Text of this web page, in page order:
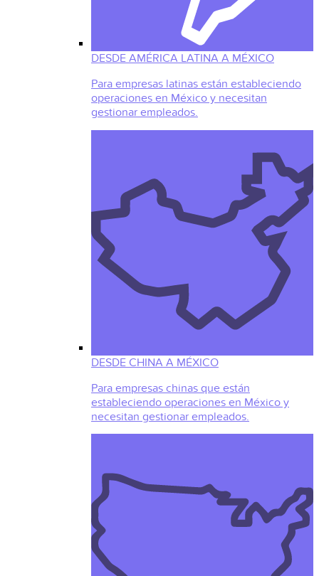
DESDE AMÉRICA LATINA A MÉXICO
Para empresas latinas están estableciendo
operaciones en México y necesitan
gestionar empleados.
DESDE CHINA A MÉXICO
Para empresas chinas que están
estableciendo operaciones en México y
necesitan gestionar empleados.